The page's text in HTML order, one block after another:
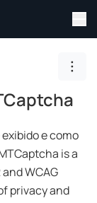
e como
is a
WCAG
privacy and